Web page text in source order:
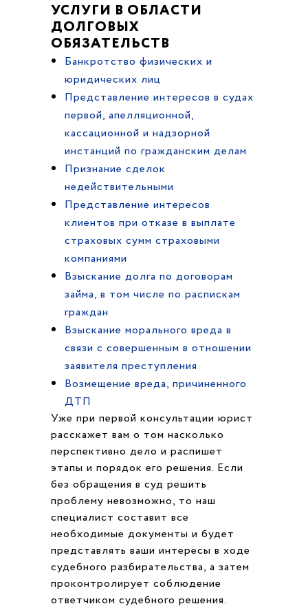
УСЛУГИ В ОБЛАСТИ
ДОЛГОВЫХ
ОБЯЗАТЕЛЬСТВ
Банкротство физических и
юридических лиц
Представление интересов в судах
первой, апелляционной,
кассационной и надзорной
инстанций по гражданским делам
Признание сделок
недействительными
Представление интересов
клиентов при отказе в выплате
страховых сумм страховыми
компаниями
Взыскание долга по договорам
займа, в том числе по распискам
граждан
Взыскание морального вреда в
связи с совершенным в отношении
заявителя преступления
Возмещение вреда, причиненного
ДТП
Уже при первой консультации юрист
расскажет вам о том насколько
перспективно дело и распишет
этапы и порядок его решения. Если
без обращения в суд решить
проблему невозможно, то наш
специалист составит все
необходимые документы и будет
представлять ваши интересы в ходе
судебного разбирательства, а затем
проконтролирует соблюдение
ответчиком судебного решения.